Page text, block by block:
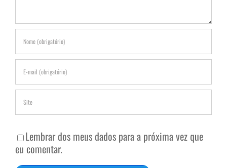
Lembrar dos meus dados para a próxima vez que
eu comentar.